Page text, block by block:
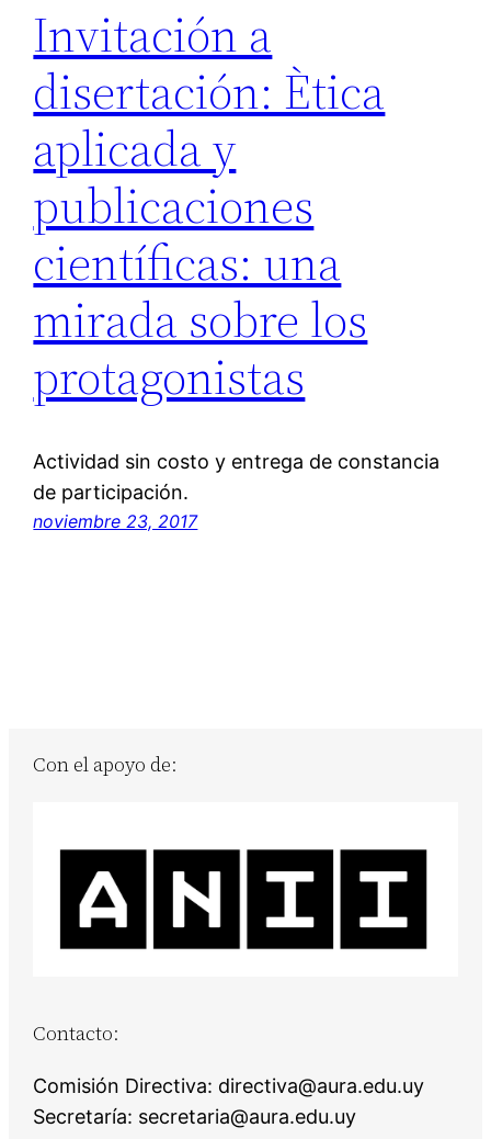
Invitación a
disertación: Ètica
aplicada y
publicaciones
científicas: una
mirada sobre los
protagonistas
Actividad sin costo y entrega de constancia
de participación.
noviembre 23, 2017
Con el apoyo de:
Contacto:
Comisión Directiva: directiva@aura.edu.uy
Secretaría: secretaria@aura.edu.uy